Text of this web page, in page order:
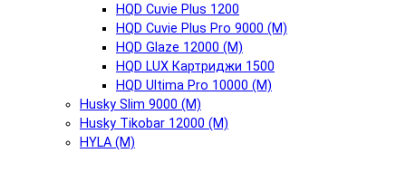
HQD Cuvie Plus 1200
HQD Cuvie Plus Pro 9000 (М)
HQD Glaze 12000 (М)
HQD LUX Картриджи 1500
HQD Ultima Pro 10000 (М)
Husky Slim 9000 (М)
Husky Tikobar 12000 (М)
HYLA (М)